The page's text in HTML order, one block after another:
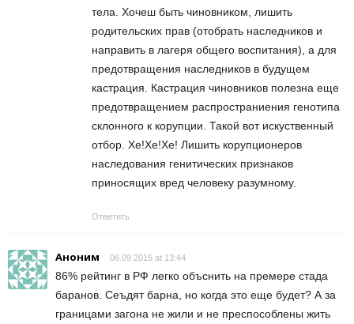
тела. Хочеш быть чиновником, лишить
родительских прав (отобрать наследников и
направить в лагеря общего воспитания), а для
предотвращения наследников в будущем
кастрация. Кастрация чиновников полезна еще
предотвращением распространиения генотипа
склонного к корупции. Такой вот искуственный
отбор. Хе!Хе!Хе! Лишить корупционеров
наследования генитических признаков
приносящих вред человеку разумному.
Ответить
Аноним 06.09.2015 at 13:44
86% рейтинг в РФ легко объснить на премере стада
баранов. Сеъдят барна, но когда это еще будет? А за
границами загона не жили и не преспособлены жить